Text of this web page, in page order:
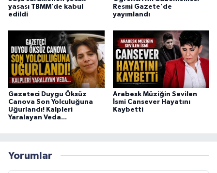
yasası TBMM’de kabul
edildi
Resmi Gazete'de
yayımlandı
Gazeteci Duygu Öksüz
Canova Son Yolculuğuna
Uğurlandı! Kalpleri
Yaralayan Veda...
Arabesk Müziğin Sevilen
İsmi Cansever Hayatını
Kaybetti
Yorumlar